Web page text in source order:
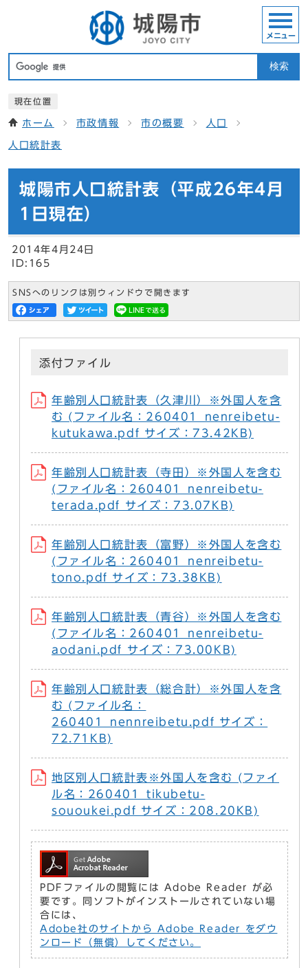
検索
メニュー
現在位置
ホーム 市政情報 市の概要 人口
人口統計表
城陽市人口統計表（平成26年4月
1日現在）
2014年4月24日
ID:165
SNSへのリンクは別ウィンドウで開きます
添付ファイル
年齢別人口統計表（久津川）※外国人を含
む (ファイル名：260401_nenreibetu-
kutukawa.pdf サイズ：73.42KB)
年齢別人口統計表（寺田）※外国人を含む
(ファイル名：260401_nenreibetu-
terada.pdf サイズ：73.07KB)
年齢別人口統計表（富野）※外国人を含む
(ファイル名：260401_nenreibetu-
tono.pdf サイズ：73.38KB)
年齢別人口統計表（青谷）※外国人を含む
(ファイル名：260401_nenreibetu-
aodani.pdf サイズ：73.00KB)
年齢別人口統計表（総合計）※外国人を含
む (ファイル名：
260401_nennreibetu.pdf サイズ：
72.71KB)
地区別人口統計表※外国人を含む (ファイ
ル名：260401_tikubetu-
sououkei.pdf サイズ：208.20KB)
PDFファイルの閲覧には Adobe Reader が必
要です。同ソフトがインストールされていない場
合には、
Adobe社のサイトから Adobe Reader をダウ
ンロード（無償）してください。